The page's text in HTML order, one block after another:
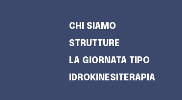
CHI SIAMO
STRUTTURE
LA GIORNATA TIPO
IDROKINESITERAPIA